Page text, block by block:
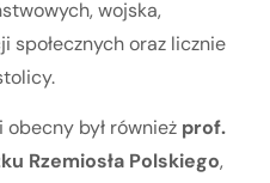
wojska,
społecznych oraz licznie
był również prof.
Rzemiosła Polskiego,